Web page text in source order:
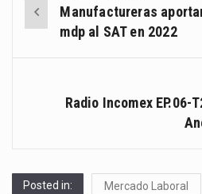
navigation
Manufactureras
mdp al SAT en 2022
Radio Incomex EP.06-
Posted in: Mercado Laboral